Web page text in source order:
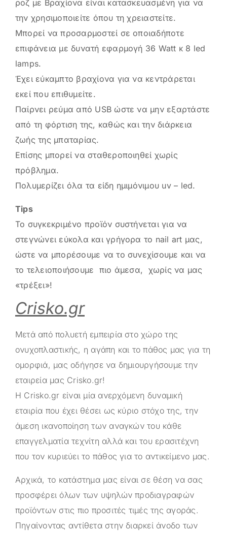
ροζ με Βραχίονα είναι κατασκευασμένη για να
την χρησιμοποιείτε όπου τη χρειαστείτε.
Μπορεί να προσαρμοστεί σε οποιαδήποτε
επιφάνεια με δυνατή εφαρμογή 36 Watt κ 8 led
lamps.
Έχει εύκαμπτο βραχίονα για να κεντράρεται
εκεί που επιθυμείτε.
Παίρνει ρεύμα από USB ώστε να μην εξαρτάστε
από τη φόρτιση της, καθώς και την διάρκεια
ζωής της μπαταρίας.
Επίσης μπορεί να σταθεροποιηθεί χωρίς
πρόβλημα.
Πολυμερίζει όλα τα είδη ημιμόνιμου uv – led.
Τips
Το συγκεκριμένο προϊόν συστήνεται για να
στεγνώνει εύκολα και γρήγορα το nail art μας,
ώστε να μπορέσουμε να το συνεχίσουμε και να
το τελειοποιήσουμε πιο άμεσα, χωρίς να μας
«τρέξει»!
Crisko.gr
Μετά από πολυετή εμπειρία στο χώρο της
ονυχοπλαστικής, η αγάπη και το πάθος μας για τη
ομορφιά, μας οδήγησε να δημιουργήσουμε την
εταιρεία μας Crisko.gr!
Η Crisko.gr είναι μία ανερχόμενη δυναμική
εταιρία που έχει θέσει ως κύριο στόχο της, την
άμεση ικανοποίηση των αναγκών του κάθε
επαγγελματία τεχνίτη αλλά και του ερασιτέχνη
που τον κυριεύει το πάθος για το αντικείμενο μας.
Αρχικά, το κατάστημα μας είναι σε θέση να σας
προσφέρει όλων των υψηλών προδιαγραφών
προϊόντων στις πιο προσιτές τιμές της αγοράς.
Πηγαίνοντας αντίθετα στην διαρκεί άνοδο των